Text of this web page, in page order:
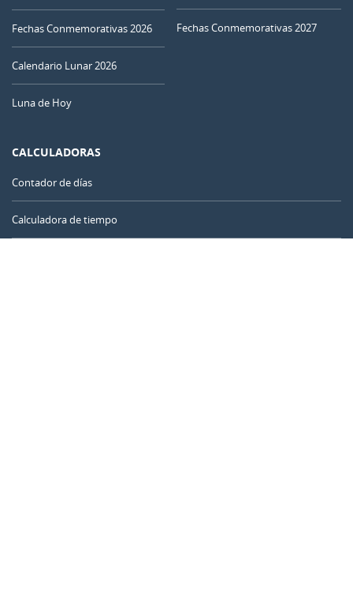
Fechas Conmemorativas 2026
Calendario Lunar 2026
Luna de Hoy
Fechas Conmemorativas 2027
CALCULADORAS
Contador de días
Calculadora de tiempo